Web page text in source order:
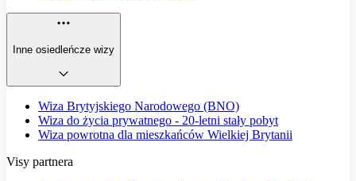
Inne osiedleńcze wizy
Wiza Brytyjskiego Narodowego (BNO)
Wiza do życia prywatnego - 20-letni stały pobyt
Wiza powrotna dla mieszkańców Wielkiej Brytanii
Visy partnera